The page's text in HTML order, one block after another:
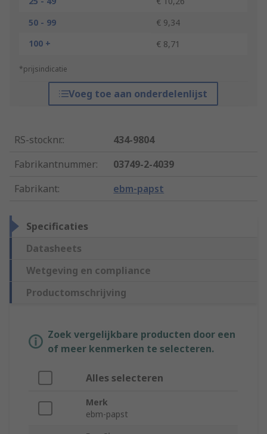
50 - 99
€ 9,34
100 +
€ 8,71
*prijsindicatie
Voeg toe aan onderdelenlijst
RS-stocknr.:
434-9804
Fabrikantnummer:
03749-2-4039
Fabrikant: ebm-papst
Specificaties
Datasheets
Wetgeving en compliance
Productomschrijving
Zoek vergelijkbare producten door een
of meer kenmerken te selecteren.
Alles selecteren
Merk
ebm-papst